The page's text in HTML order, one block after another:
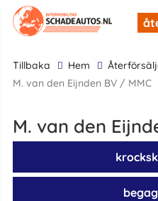
tillbaka Hem
M. van den Eijnden BV / MMC
M. van den